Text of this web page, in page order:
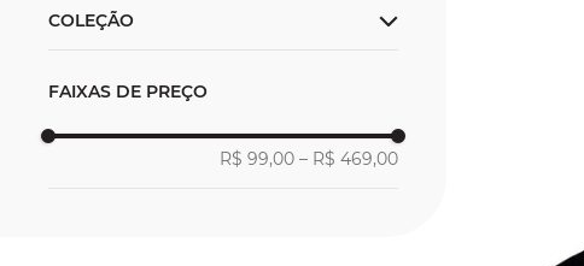
COLEÇÃO
Outlet
FAIXAS DE PREÇO
R$ 99,00 – R$ 469,00